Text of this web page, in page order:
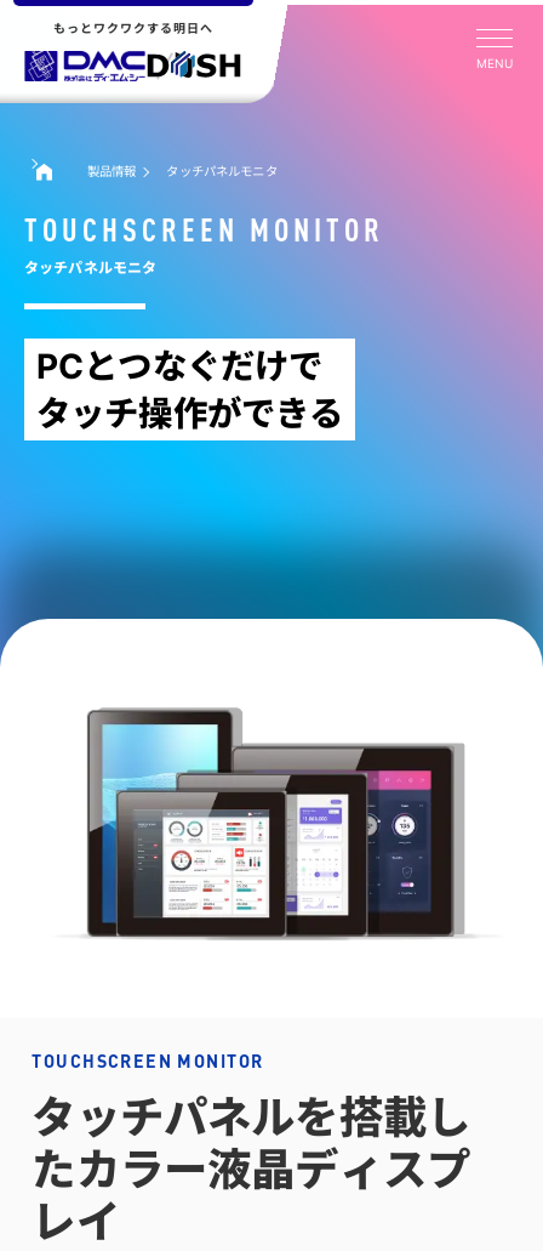
もっとワクワクする明日へ
MENU
製品情報 タッチパネルモニタ
TOUCHSCREEN MONITOR
タッチパネルモニタ
PCとつなぐだけで
タッチ操作ができる
TOUCHSCREEN MONITOR
タッチパネルを搭載し
たカラー液晶ディスプ
レイ